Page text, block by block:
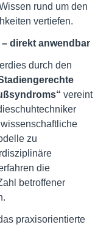
rund um den
vertiefen.
direkt anwendbar
durch den
vereint
zu
die
betroffener
praxisorientierte